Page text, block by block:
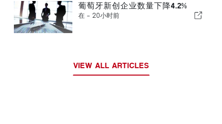
葡萄牙新创企业数量下降4.2%
在 - 20小时前
VIEW ALL ARTICLES